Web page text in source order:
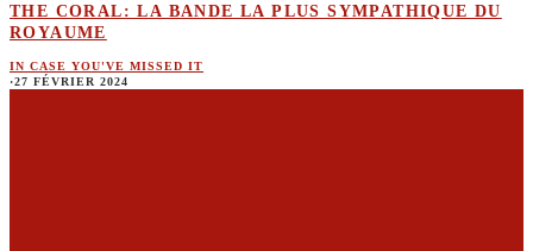
THE CORAL: LA BANDE LA PLUS SYMPATHIQUE DU
ROYAUME
IN CASE YOU'VE MISSED IT
·27 FÉVRIER 2024